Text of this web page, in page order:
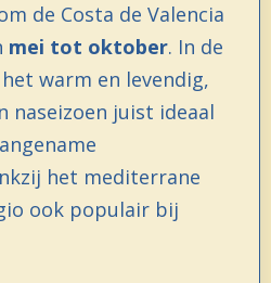
de Costa de Valencia
mei tot oktober. In de
warm en levendig,
naseizoen juist ideaal
het mediterrane
ook populair bij